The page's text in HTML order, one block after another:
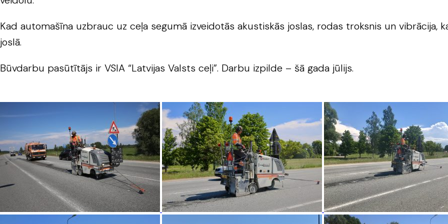
Kad automašīna uzbrauc uz ceļa segumā izveidotās akustiskās joslas, rodas troksnis un
joslā.
Būvdarbu pasūtītājs ir VSIA “Latvijas Valsts ceļi”. Darbu izpilde – šā gada jūlijs.